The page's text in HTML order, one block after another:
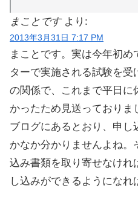
まことです より:
2013年3月31日 7:17 PM
まことです。実は今年初め
ターで実施される試験を
の関係で、これまで平日に
かったため見送っておりま
ブログにあるとおり、申し
かなか分かりませんよね。
込み書類を取り寄せなけれ
し込みができるようになれ